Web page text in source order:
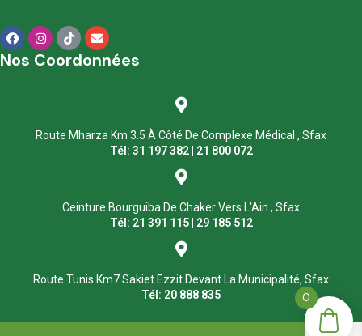
Nos Coordonnées
Route Mharza Km 3.5 À Côté De Complexe Médical , Sfax
Tél: 31 197 382 | 21 800 072
Ceinture Bourguiba De Chaker Vers L'Ain , Sfax
Tél: 21 391 115 | 29 185 512
Route Tunis Km7 Sakiet Ezzit Devant La Municipalité, Sfax
Tél: 20 888 835
0